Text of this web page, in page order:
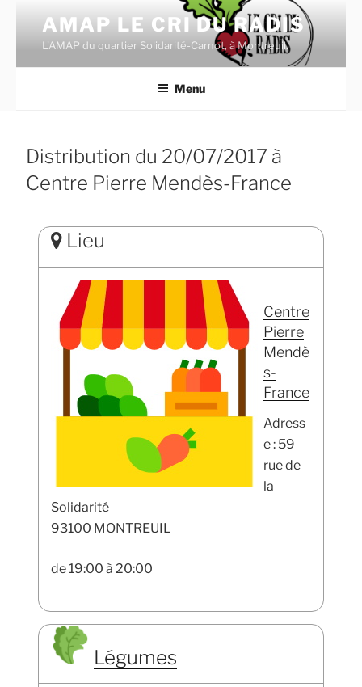
contenu
principal
AMAP LE CRI DU RADIS
L'AMAP du quartier Solidarité-Carnot, à Montreuil.
Menu
Distribution du 20/07/2017 à
Centre Pierre Mendès-France
Lieu
Centre
Pierre
Mendè
s-
France
Adress
e : 59
rue de
la
Solidarité
93100 MONTREUIL
de 19:00 à 20:00
Légumes